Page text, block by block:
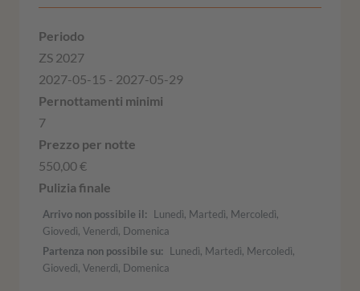
ZS 2027
2027-05-15 - 2027-05-29
7
550,00 €
Arrivo non possibile il
Lunedì, Martedì, Mercoledì,
Giovedì, Venerdì, Domenica
Partenza non possibile su
Lunedì, Martedì, Mercoledì,
Giovedì, Venerdì, Domenica